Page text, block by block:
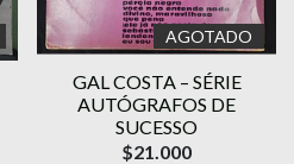
AGOTADO
GAL COSTA – SÉRIE
AUTÓGRAFOS DE
SUCESSO
$21.000